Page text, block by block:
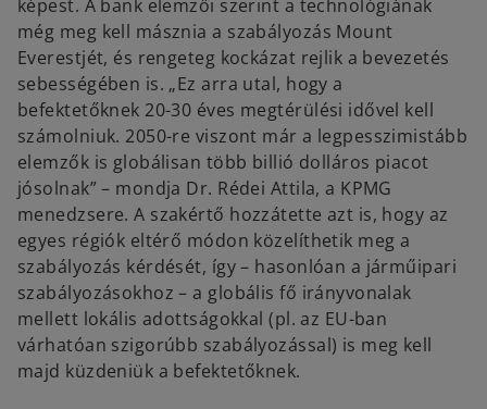
képest. A bank elemzői szerint a technológiának
még meg kell másznia a szabályozás Mount
Everestjét, és rengeteg kockázat rejlik a bevezetés
sebességében is. „Ez arra utal, hogy a
befektetőknek 20-30 éves megtérülési idővel kell
számolniuk. 2050-re viszont már a legpesszimistább
elemzők is globálisan több billió dolláros piacot
jósolnak” – mondja Dr. Rédei Attila, a KPMG
menedzsere. A szakértő hozzátette azt is, hogy az
egyes régiók eltérő módon közelíthetik meg a
szabályozás kérdését, így – hasonlóan a járműipari
szabályozásokhoz – a globális fő irányvonalak
mellett lokális adottságokkal (pl. az EU-ban
várhatóan szigorúbb szabályozással) is meg kell
majd küzdeniük a befektetőknek.